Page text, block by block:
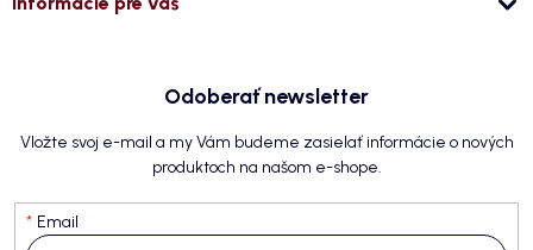
Odoberať newsletter
Vložte svoj e-mail a my Vám budeme zasielať informácie o nových
produktoch na našom e-shope.
Email